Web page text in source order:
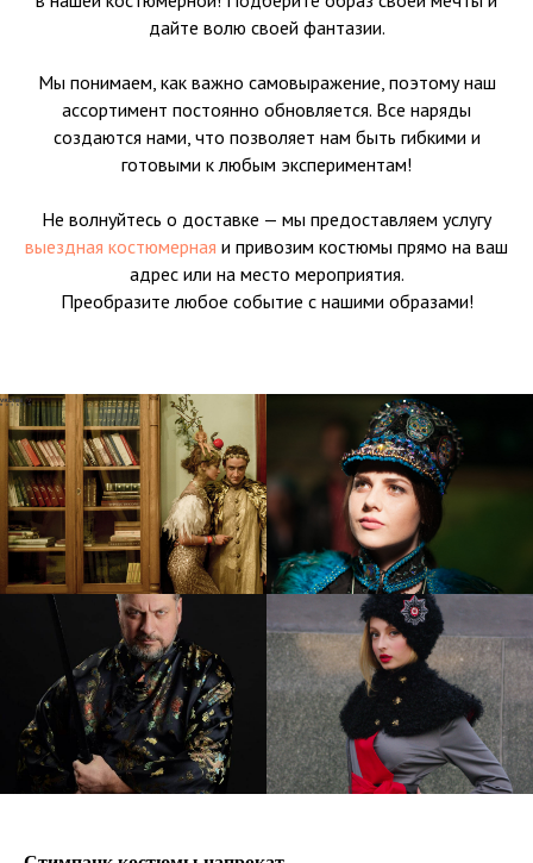
дайте волю своей фантазии.
Мы понимаем, как важно самовыражение, поэтому наш
ассортимент постоянно обновляется. Все наряды
создаются нами, что позволяет нам быть гибкими и
готовыми к любым экспериментам!
Не волнуйтесь о доставке — мы предоставляем услугу
выездная костюмерная и привозим костюмы прямо на ваш
адрес или на место мероприятия.
Преобразите любое событие с нашими образами!